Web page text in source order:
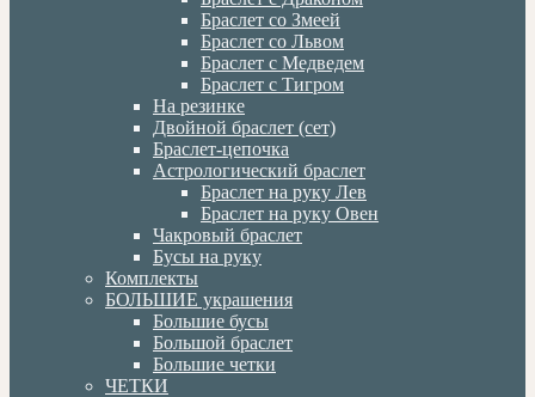
Браслет со Змеей
Браслет со Львом
Браслет с Медведем
Браслет с Тигром
На резинке
Двойной браслет (сет)
Браслет-цепочка
Астрологический браслет
Браслет на руку Лев
Браслет на руку Овен
Чакровый браслет
Бусы на руку
Комплекты
БОЛЬШИЕ украшения
Большие бусы
Большой браслет
Большие четки
ЧЕТКИ